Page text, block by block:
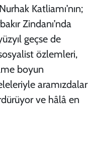
Katliamı’nın;
Zindanı’nda
geçse de
özlemleri,
boyun
aramızdalar
ve hâlâ en